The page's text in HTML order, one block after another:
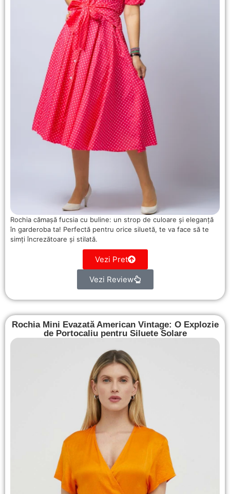
Rochia cămașă fucsia cu buline: un strop de culoare și eleganță
în garderoba ta! Perfectă pentru orice siluetă, te va face să te
simți încrezătoare și stilată.
Vezi Pret
Vezi Review
Rochia Mini Evazată American Vintage: O Explozie
de Portocaliu pentru Siluete Solare